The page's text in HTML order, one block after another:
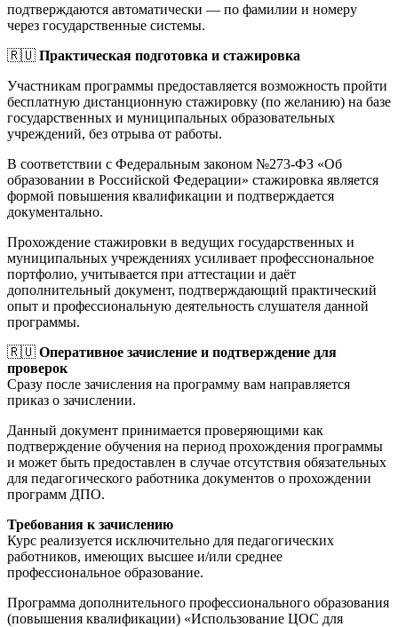
подтверждаются автоматически — по фамилии и номеру
через государственные системы.
🇷🇺 Практическая подготовка и стажировка
Участникам программы предоставляется возможность пройти
бесплатную дистанционную стажировку (по желанию) на базе
государственных и муниципальных образовательных
учреждений, без отрыва от работы.
В соответствии с Федеральным законом №273-ФЗ «Об
образовании в Российской Федерации» стажировка является
формой повышения квалификации и подтверждается
документально.
Прохождение стажировки в ведущих государственных и
муниципальных учреждениях усиливает профессиональное
портфолио, учитывается при аттестации и даёт
дополнительный документ, подтверждающий практический
опыт и профессиональную деятельность слушателя данной
программы.
🇷🇺 Оперативное зачисление и подтверждение для
проверок
Сразу после зачисления на программу вам направляется
приказ о зачислении.
Данный документ принимается проверяющими как
подтверждение обучения на период прохождения программы
и может быть предоставлен в случае отсутствия обязательных
для педагогического работника документов о прохождении
программ ДПО.
Требования к зачислению
Курс реализуется исключительно для педагогических
работников, имеющих высшее и/или среднее
профессиональное образование.
Программа дополнительного профессионального образования
(повышения квалификации) «Использование ЦОС для